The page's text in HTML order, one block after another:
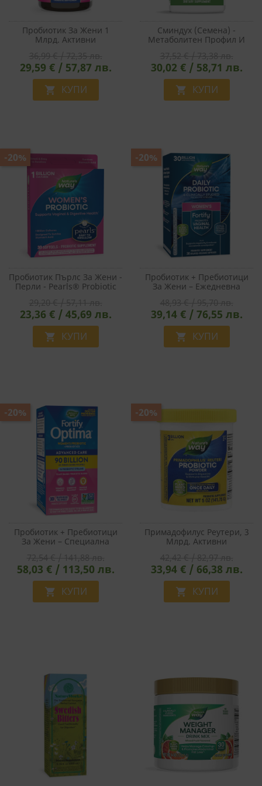
Пробиотик За Жени 1
Млрд. Активни
Портокал
29,59 € / 57,87 лв.
 КУПИ
Сминдух (семена) -
Метаболитен Профил И
30,02 € / 58,71 лв.
 КУПИ
Пробиотик Пърлс За Жени -
Перли - Pearls® Probiotic
Капсули
23,36 € / 45,69 лв.
 КУПИ
-20%
Пробиотик + Пребиотици
За Жени – Ежедневна
Пробиотици, 30 Капсули
39,14 € / 76,55 лв.
 КУПИ
-20%
Пробиотик + Пребиотици
За Жени – Специална
Млрд. Активни
Пробиотици, 30 Капсули
58,03 € / 113,50 лв.
 КУПИ
-20%
Примадофилус Реутери, 3
Млрд. Активни
33,94 € / 66,38 лв.
 КУПИ
-20%